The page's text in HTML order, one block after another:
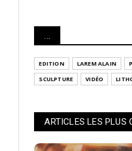
...
EDITION LAREM ALAIN
SCULPTURE
VIDÉO
ARTICLES LES PLUS